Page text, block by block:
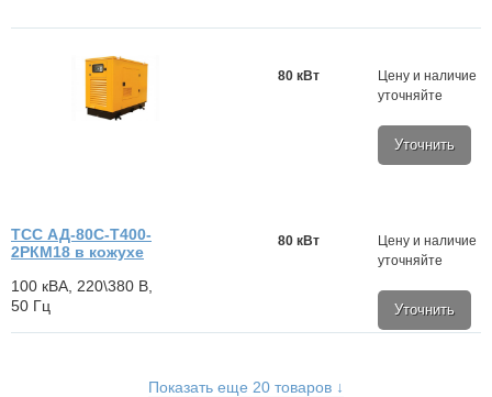
Цену и наличие
уточняйте
Уточнить
80 кВт
ТСС АД-80С-Т400-
2РКМ18 в кожухе
100 кВА, 220\380 В,
50 Гц
Цену и наличие
уточняйте
Уточнить
80 кВт
Показать еще 20 товаров ↓